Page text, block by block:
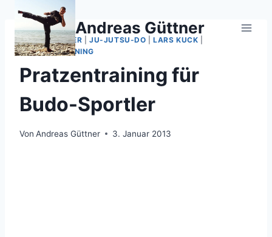
Zum
springen
Andreas Güttner
ANDY GÜTTNER JU-JUTSU-DO |LARS KUCK
PRATZENTRAINING
Pratzentraining für
Budo-Sportler
Von Andreas Güttner 3. Januar 2013